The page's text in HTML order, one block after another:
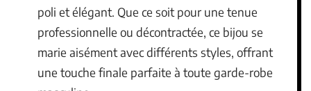
poli et élégant. Que ce soit pour une tenue
professionnelle ou décontractée, ce bijou se
marie aisément avec différents styles, offrant
une touche finale parfaite à toute garde-robe